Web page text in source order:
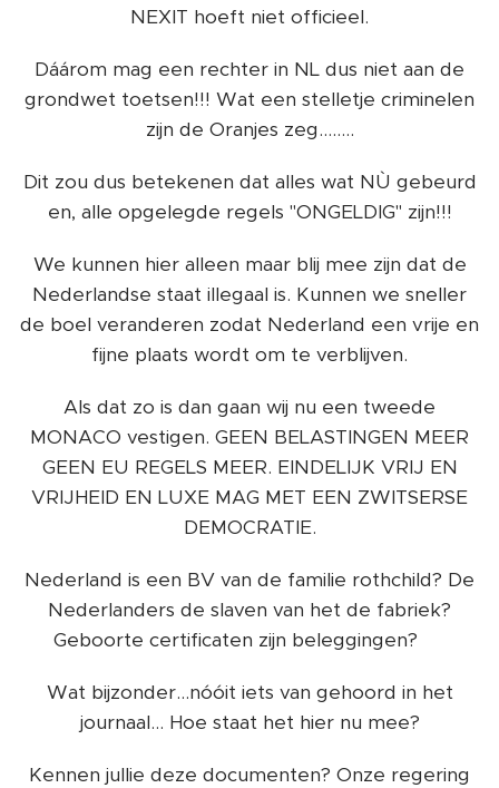
NEXIT hoeft niet officieel.
Dáárom mag een rechter in NL dus niet aan de
grondwet toetsen!!! Wat een stelletje criminelen
zijn de Oranjes zeg........
Dit zou dus betekenen dat alles wat NÙ gebeurd
en, alle opgelegde regels "ONGELDIG" zijn!!!
We kunnen hier alleen maar blij mee zijn dat de
Nederlandse staat illegaal is. Kunnen we sneller
de boel veranderen zodat Nederland een vrije en
fijne plaats wordt om te verblijven.
Als dat zo is dan gaan wij nu een tweede
MONACO vestigen. GEEN BELASTINGEN MEER
GEEN EU REGELS MEER. EINDELIJK VRIJ EN
VRIJHEID EN LUXE MAG MET EEN ZWITSERSE
DEMOCRATIE.
Nederland is een BV van de familie rothchild? De
Nederlanders de slaven van het de fabriek?
Geboorte certificaten zijn beleggingen? 😉
Wat bijzonder...nóóit iets van gehoord in het
journaal... Hoe staat het hier nu mee?
Kennen jullie deze documenten? Onze regering